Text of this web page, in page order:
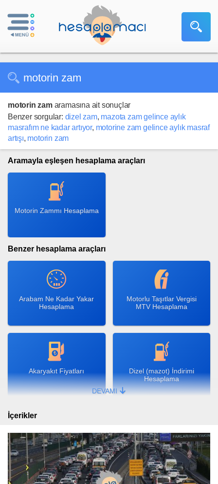
motorin zam
motorin zamaramasına ait sonuçlar
Benzer sorgular: dizel zam, mazota zam gelince aylık
masrafım ne kadar artıyor, motorine zam gelince aylık masraf
artışı, motorin zam
Aramayla eşleşen hesaplama araçları
Motorin Zammı Hesaplama
Benzer hesaplama araçları
Arabam Ne Kadar Yakar
Hesaplama
Motorlu Taşıtlar Vergisi
MTV Hesaplama
Akaryakıt Fiyatları
Dizel (mazot) İndirimi
Hesaplama
LPG İndirimi Hesaplama LPG Zammı Hesaplama
DEVAMI
İçerikler